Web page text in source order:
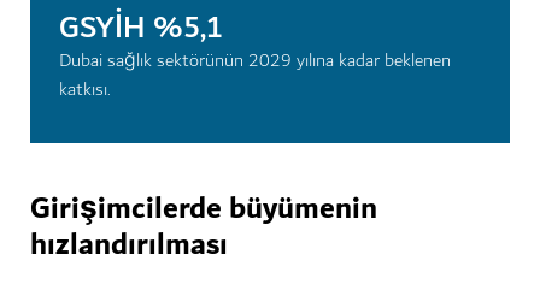
GSYİH %5,1
Dubai sağlık sektörünün 2029 yılına kadar beklenen
katkısı.
Girişimcilerde büyümenin
hızlandırılması